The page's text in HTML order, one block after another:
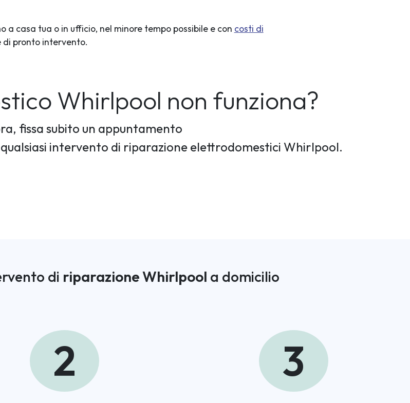
casa tua o in ufficio, nel minore tempo possibile e con costi di
di pronto intervento.
Whirlpool non funziona?
fissa subito un appuntamento
intervento di riparazione elettrodomestici Whirlpool.
di riparazione Whirlpool a domicilio
2 3